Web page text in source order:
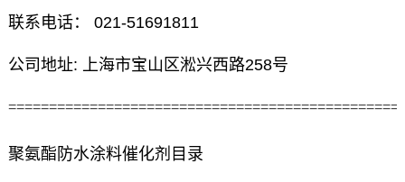
联系电话： 021-51691811
公司地址: 上海市宝山区淞兴西路258号
聚氨酯防水涂料催化剂目录